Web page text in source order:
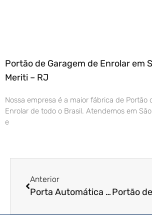
Portão de Garagem de Enrolar em
Meriti – RJ
Nossa empresa é a maior fábrica de Portão
Enrolar de todo o Brasil. Atendemos em
e
Anterior
Porta Automática de Enrolar em Presidente Prudente – SP